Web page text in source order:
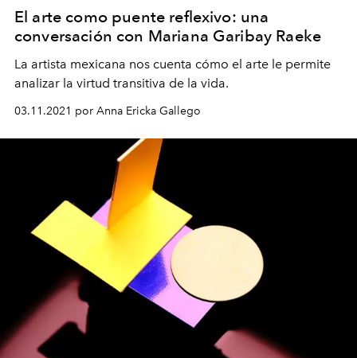
El arte como puente reflexivo: una
conversación con Mariana Garibay Raeke
La artista mexicana nos cuenta cómo el arte le permite
analizar la virtud transitiva de la vida.
03.11.2021 por Anna Ericka Gallego